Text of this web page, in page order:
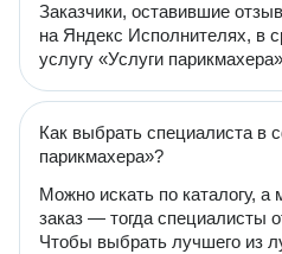
Заказчики, оставившие
на Яндекс Исполнителях, в
услугу «Услуги
Как выбрать специалиста в
парикмахера»?
Можно искать по каталогу, а
заказ — тогда специалисты
Чтобы выбрать лучшего из